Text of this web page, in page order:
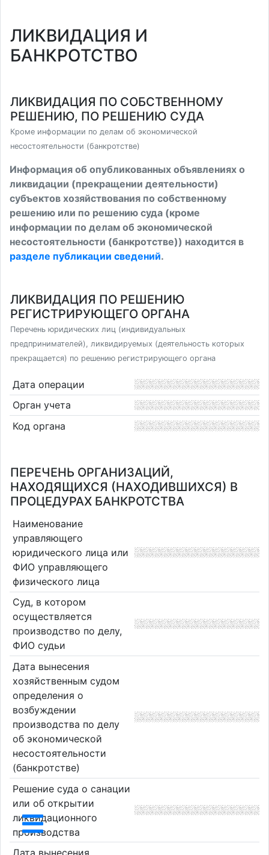
ЛИКВИДАЦИЯ И
БАНКРОТСТВО
ЛИКВИДАЦИЯ ПО СОБСТВЕННОМУ
РЕШЕНИЮ, ПО РЕШЕНИЮ СУДА
Кроме информации по делам об экономической
несостоятельности (банкротстве)
Информация об опубликованных объявлениях о
ликвидации (прекращении деятельности)
субъектов хозяйствования по собственному
решению или по решению суда (кроме
информации по делам об экономической
несостоятельности (банкротстве)) находится в
разделе публикации сведений.
ЛИКВИДАЦИЯ ПО РЕШЕНИЮ
РЕГИСТРИРУЮЩЕГО ОРГАНА
Перечень юридических лиц (индивидуальных
предпринимателей), ликвидируемых (деятельность которых
прекращается) по решению регистрирующего органа
Дата операции
Орган учета
Код органа
ПЕРЕЧЕНЬ ОРГАНИЗАЦИЙ,
НАХОДЯЩИХСЯ (НАХОДИВШИХСЯ) В
ПРОЦЕДУРАХ БАНКРОТСТВА
Наименование
управляющего
юридического лица или
ФИО управляющего
физического лица
Суд, в котором
осуществляется
производство по делу,
ФИО судьи
Дата вынесения
хозяйственным судом
определения о
возбуждении
производства по делу
об экономической
несостоятельности
(банкротстве)
Решение суда о санации
или об открытии
ликвидационного
производства